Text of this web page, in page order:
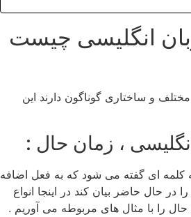
انگلیسی چیست
مختلف و ساختاری گوناگون دارند این
کلمه ای گفته می شود که به فعل اضافه
در حال حاضر بیان کند در اینجا انواع
حال را با مثال های مربوطه می آوریم .